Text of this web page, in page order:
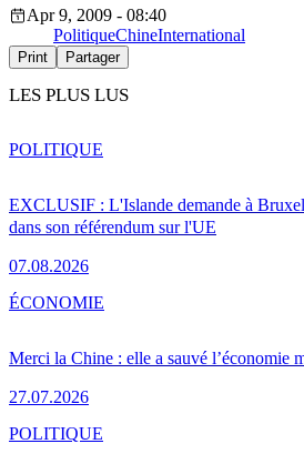
Apr 9, 2009 - 08:40
PolitiqueChineInternational
Print Partager
LES PLUS LUS
EXCLUSIF : L'Islande demande à
dans son référendum sur l'UE
07.08.2026
POLITIQUE
Merci la Chine : elle a sauvé l’économie
27.07.2026
ÉCONOMIE
POLITIQUE